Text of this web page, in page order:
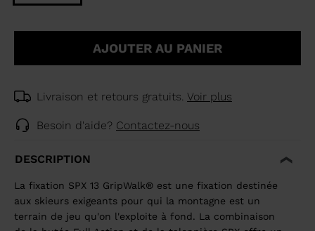
Taille
AJOUTER AU PANIER
Livraison et retours gratuits. Voir plus
Besoin d'aide? Contactez-nous
DESCRIPTION
La fixation SPX 13 GripWalk® est une fixation destinée
aux skieurs exigeants pour qui la montagne est un
terrain de jeu qu'on l'exploite à fond. La combinaison